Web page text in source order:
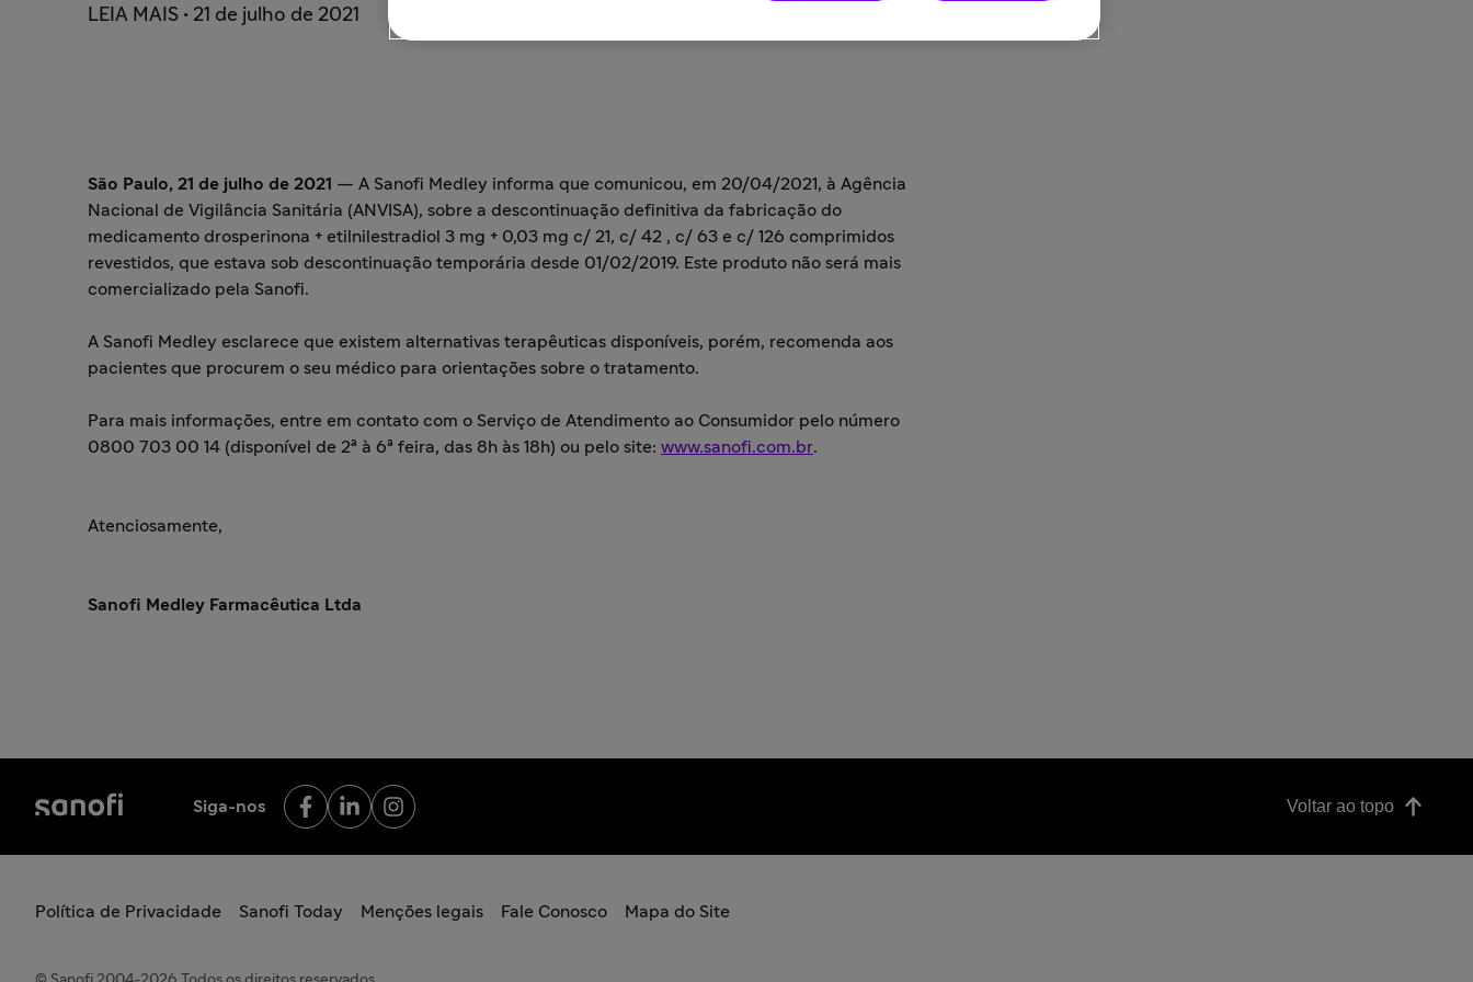
LEIA MAIS • 21 de julho de 2021
São Paulo, 21 de julho de 2021 — A Sanofi Medley informa que comunicou, em 20/04/2021, à Agência
Nacional de Vigilância Sanitária (ANVISA), sobre a descontinuação definitiva da fabricação do
medicamento drosperinona + etilnilestradiol 3 mg + 0,03 mg c/ 21, c/ 42 , c/ 63 e c/ 126 comprimidos
revestidos, que estava sob descontinuação temporária desde 01/02/2019. Este produto não será mais
comercializado pela Sanofi.
A Sanofi Medley esclarece que existem alternativas terapêuticas disponíveis, porém, recomenda aos
pacientes que procurem o seu médico para orientações sobre o tratamento.
Para mais informações, entre em contato com o Serviço de Atendimento ao Consumidor pelo número
0800 703 00 14 (disponível de 2ª à 6ª feira, das 8h às 18h) ou pelo site: www.sanofi.com.br.
Atenciosamente,
Sanofi Medley Farmacêutica Ltda
Siga-nos Voltar ao topo
Política de Privacidade Sanofi Today Menções legais Fale Conosco Mapa do Site